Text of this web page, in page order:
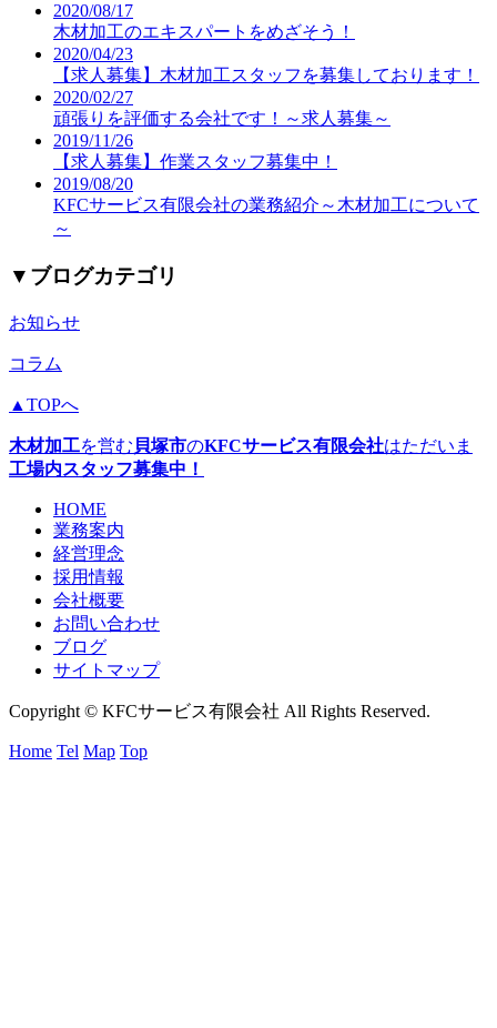
2020/08/17
木材加工のエキスパートをめざそう！
2020/04/23
【求人募集】木材加工スタッフを募集しております！
2020/02/27
頑張りを評価する会社です！～求人募集～
2019/11/26
【求人募集】作業スタッフ募集中！
2019/08/20
KFCサービス有限会社の業務紹介～木材加工について
～
▼ ブログカテゴリ
お知らせ
コラム
▲TOPへ
木材加工を営む 貝塚市のKFCサービス有限会社はただいま
工場内スタッフ募集中！
HOME
業務案内
経営理念
採用情報
会社概要
お問い合わせ
ブログ
サイトマップ
Copyright © KFCサービス有限会社 All Rights Reserved.
Home Tel Map Top